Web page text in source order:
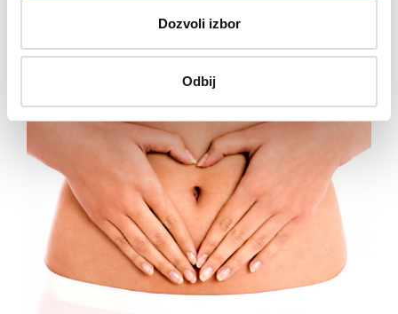
Dozvoli izbor
Odbij
Takođe pročitajte